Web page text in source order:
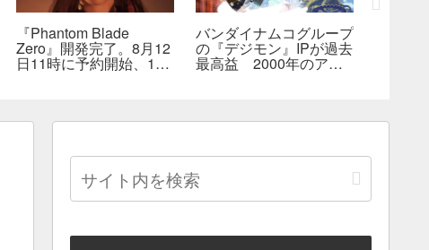
『Phantom Blade
Zero』開発完了。8月12
日11時に予約開始、11
バンダイナムコグループ
の『デジモン』IPが過去
最高益 2000年のアニ